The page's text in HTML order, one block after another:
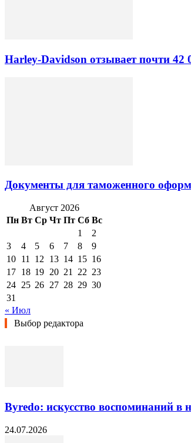
Harley-Davidson отзывает почти
Документы для таможенного
Август 2026
Пн Вт Ср Чт Пт Сб Вс
1
2
3
4 5 6 7 8
9
10 11 12 13 14 15 16
17 18 19 20 21 22 23
24 25 26 27 28 29 30
31
« Июл
Выбор редактора
Byredo: искусство воспоминаний
24.07.2026